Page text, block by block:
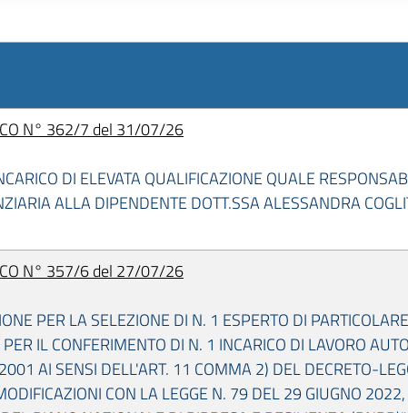
N° 362/7 del 31/07/26
DI ELEVATA QUALIFICAZIONE QUALE
ALLA DIPENDENTE DOTT.SSA ALESSANDRA
N° 357/6 del 27/07/26
PER LA SELEZIONE DI N. 1 ESPERTO DI
IL CONFERIMENTO DI N. 1 INCARICO DI LAVORO
AI SENSI DELL'ART. 11 COMMA 2) DEL DECRETO-
CON LA LEGGE N. 79 DEL 29 GIUGNO